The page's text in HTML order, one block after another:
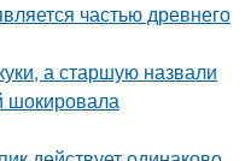
частью древнего
а старшую назвали
шокировала